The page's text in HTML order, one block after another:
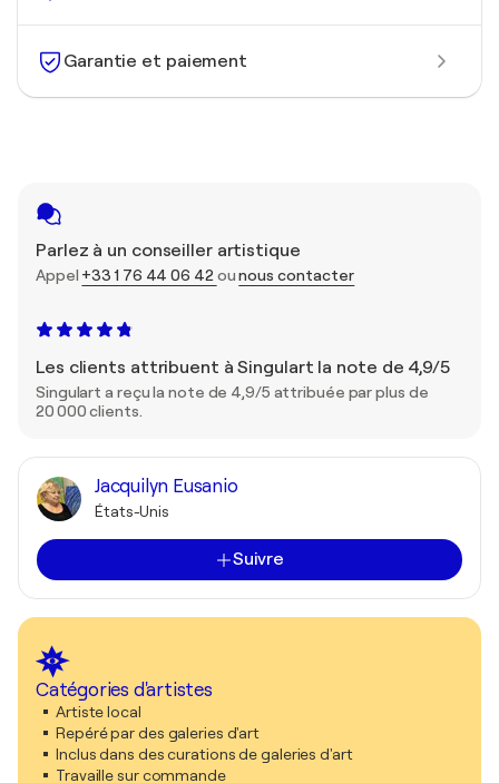
Garantie et paiement
Parlez à un conseiller artistique
Appel +33 1 76 44 06 42 ounous contacter
Les clients attribuent à Singulart la note de 4,9/5
Singulart a reçu la note de 4,9/5 attribuée par plus de
20 000 clients.
Jacquilyn Eusanio
États-Unis
Suivre
Catégories d'artistes
Artiste local
Repéré par des galeries d'art
Inclus dans des curations de galeries d'art
Travaille sur commande